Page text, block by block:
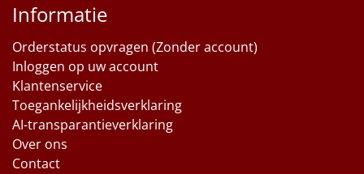
Informatie
Orderstatus opvragen (Zonder account)
Inloggen op uw account
Klantenservice
Toegankelijkheidsverklaring
AI-transparantieverklaring
Over ons
Contact